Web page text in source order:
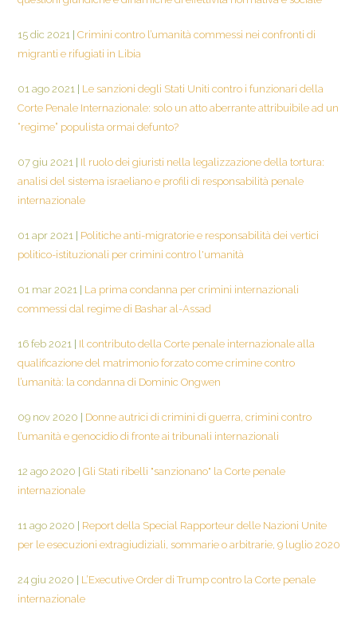
15 dic 2021
Crimini contro l’umanità commessi nei confronti di
migranti e rifugiati in Libia
01 ago 2021
Le sanzioni degli Stati Uniti contro i funzionari della
Corte Penale Internazionale: solo un atto aberrante attribuibile ad un
“regime” populista ormai defunto?
07 giu 2021
Il ruolo dei giuristi nella legalizzazione della tortura:
analisi del sistema israeliano e profili di responsabilità penale
internazionale
01 apr 2021
Politiche anti-migratorie e responsabilità dei vertici
politico-istituzionali per crimini contro l'umanità
01 mar 2021
La prima condanna per crimini internazionali
commessi dal regime di Bashar al-Assad
16 feb 2021
Il contributo della Corte penale internazionale alla
qualificazione del matrimonio forzato come crimine contro
l’umanità: la condanna di Dominic Ongwen
09 nov 2020
Donne autrici di crimini di guerra, crimini contro
l’umanità e genocidio di fronte ai tribunali internazionali
12 ago 2020
Gli Stati ribelli "sanzionano" la Corte penale
internazionale
11 ago 2020
Report della Special Rapporteur delle Nazioni Unite
per le esecuzioni extragiudiziali, sommarie o arbitrarie, 9 luglio 2020
24 giu 2020
L’Executive Order di Trump contro la Corte penale
internazionale